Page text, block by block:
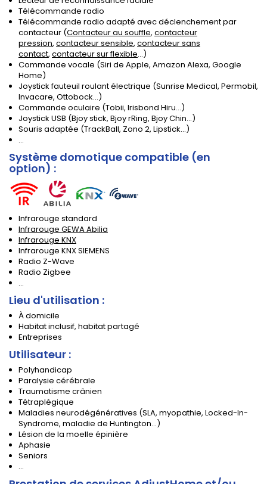
Télécommande radio
Télécommande radio adapté avec déclenchement par
contacteur (Contacteur au souffle, contacteur
pression, contacteur sensible, contacteur sans
contact, contacteur sur flexible...)
Commande vocale (Siri de Apple, Amazon Alexa, Google
Home)
Joystick fauteuil roulant électrique (Sunrise Medical, Permobil,
Invacare, Ottobock...)
Commande oculaire (Tobii, Irisbond Hiru...)
Joystick USB (Bjoy stick, Bjoy rRing, Bjoy Chin...)
Souris adaptée (TrackBall, Zono 2, Lipstick...)
...
Système domotique compatible (en
option) :
Infrarouge standard
Infrarouge GEWA Abilia
Infrarouge KNX
Infrarouge KNX SIEMENS
Radio Z-Wave
Radio Zigbee
...
Lieu d'utilisation :
À domicile
Habitat inclusif, habitat partagé
Entreprises
Utilisateur :
Polyhandicap
Paralysie cérébrale
Traumatisme crânien
Tétraplégique
Maladies neurodégénératives (SLA, myopathie, Locked-In-
Syndrome, maladie de Huntington...)
Lésion de la moelle épinière
Aphasie
Seniors
...